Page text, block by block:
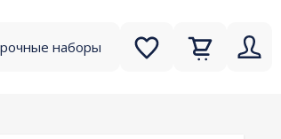
наборы